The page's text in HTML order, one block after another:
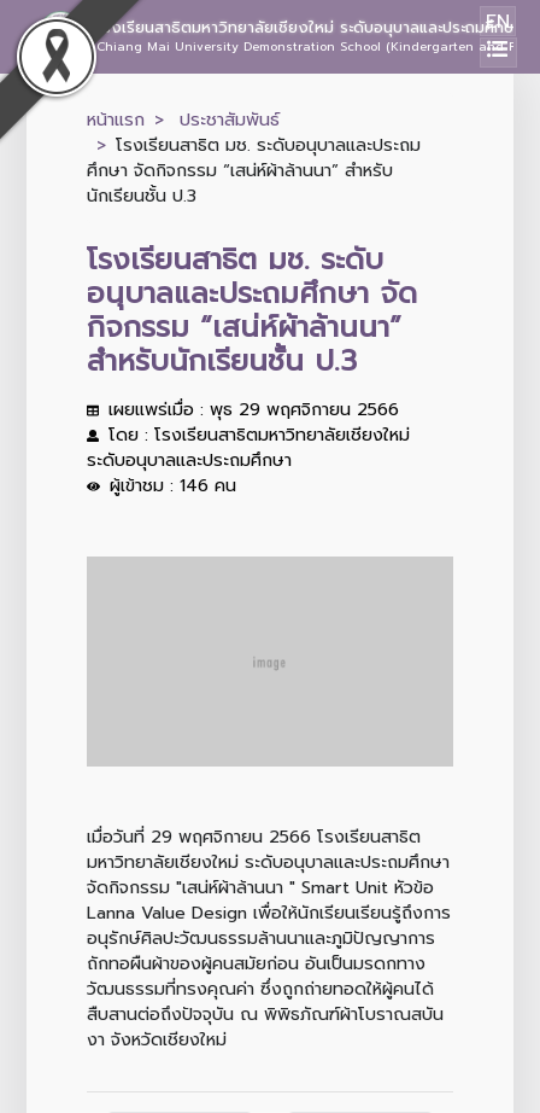
โรงเรียนสาธิตมหาวิทยาลัยเชียงใหม่ ระดับอนุบาลและประถมศึกษา
Chiang Mai University Demonstration School (Kindergarten and
EN
หน้าแรก
ประชาสัมพันธ์
โรงเรียนสาธิต มช. ระดับอนุบาลและประถม
ศึกษา จัดกิจกรรม “เสน่ห์ผ้าล้านนา” สำหรับ
นักเรียนชั้น ป.3
โรงเรียนสาธิต มช. ระดับ
อนุบาลและประถมศึกษา จัด
กิจกรรม “เสน่ห์ผ้าล้านนา”
สำหรับนักเรียนชั้น ป.3
เผยแพร่เมื่อ : พุธ 29 พฤศจิกายน 2566
โดย : โรงเรียนสาธิตมหาวิทยาลัยเชียงใหม่
ระดับอนุบาลและประถมศึกษา
ผู้เข้าชม : 146 คน
เมื่อวันที่ 29 พฤศจิกายน 2566 โรงเรียนสาธิต
มหาวิทยาลัยเชียงใหม่ ระดับอนุบาลและประถมศึกษา
จัดกิจกรรม "เสน่ห์ผ้าล้านนา " Smart Unit หัวข้อ
Lanna Value Design เพื่อให้นักเรียนเรียนรู้ถึงการ
อนุรักษ์ศิลปะวัฒนธรรมล้านนาและภูมิปัญญาการ
ถักทอผืนผ้าของผู้คนสมัยก่อน อันเป็นมรดกทาง
วัฒนธรรมที่ทรงคุณค่า ซึ่งถูกถ่ายทอดให้ผู้คนได้
สืบสานต่อถึงปัจจุบัน ณ พิพิธภัณฑ์ผ้าโบราณสบัน
งา จังหวัดเชียงใหม่